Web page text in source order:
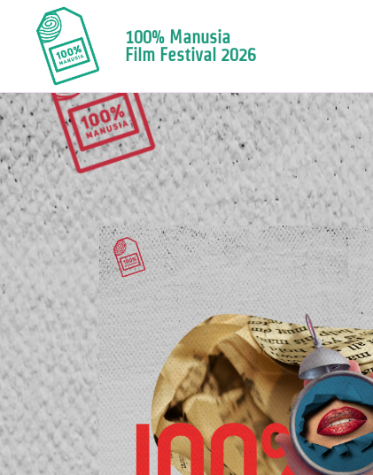
100% Manusia
Film Festival 2026